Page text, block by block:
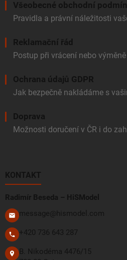
Všeobecné obchodní
Pravidla a právní náležitosti
Reklamační řád
Postup při vrácení nebo
Ochrana údajů GDPR
Jak bezpečně nakládáme s
Doprava
Možnosti doručení v ČR i do
KONTAKT
Radimír Beseda – HiSModel
message@hismodel.com
+420 736 643 287
B. Nikodéma 4476/15